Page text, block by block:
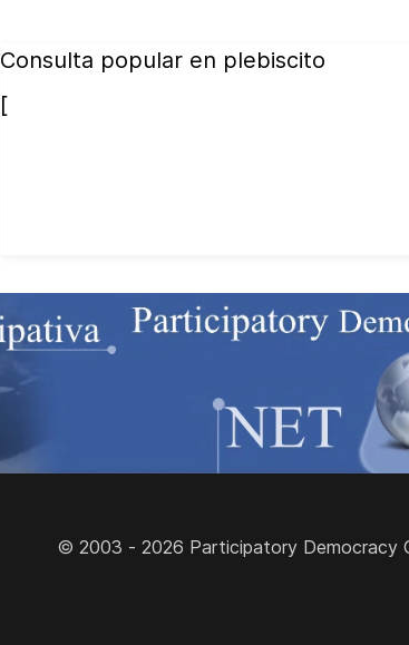
Consulta popular en plebiscito
[
© 2003 - 2026 Participatory Democracy